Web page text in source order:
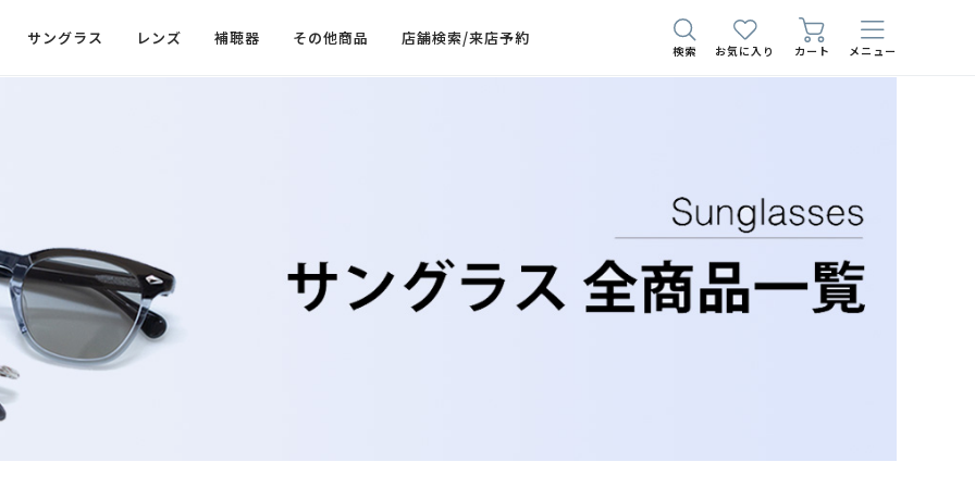
サングラス レンズ 補聴器 その他商品 店舗検索/来店予約
検索 お気に入り カート メニュー